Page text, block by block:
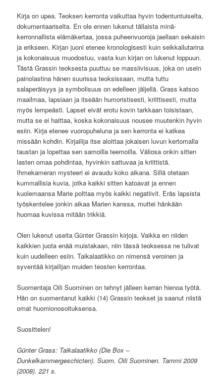
Kirja on upea. Teoksen kerronta vaikuttaa hyvin todentuntuiselta,
dokumentaariselta. En ole ennen lukenut tällaista minä-
kerronnallista elämäkertaa, jossa puheenvuoroja jaellaan sekaisin
ja erikseen. Kirjan juoni etenee kronologisesti kuin seikkailutarina
ja kokonaisuus muodostuu, vasta kun kirjan on lukenut loppuun.
Tästä Grassin teoksesta puuttuu se massiivisuus, joka on usein
painolastina hänen suurissa teoksissaan, mutta tuttu
salaperäisyys ja symbolisuus on edelleen jäljellä. Grass katsoo
maailmaa, lapsiaan ja itseään humoristisesti, kriittisesti, mutta
myös lempeästi. Lapset eivät erotu kovin tarkkaan toisistaan,
mutta se ei haittaa, koska kokonaisuus nousee muutenkin hyvin
esiin. Kirja etenee vuoropuheluna ja sen kerronta ei katkea
missään kohdin. Kirjailija itse aloittaa jokaisen luvun kertomalla
taustan ja lopettaa sen samoilla teemoilla. Väliosa onkin sitten
lasten omaa pohdintaa, hyvinkin sattuvaa ja kriittistä.
Ihmekameran mysteeri ei avaudu koko aikana. Sillä otetaan
kummallisia kuvia, jotka kaikki sitten katoavat ja ennen
kuolemaansa Marie polttaa myös kaikki negatiivit. Eräs lapsista
työskentelee jonkin aikaa Marien kanssa, muttei hänkään
huomaa kuvissa mitään trikkiä.
Olen lukenut useita Günter Grassin kirjoja. Vaikka en niiden
kaikkien juota enää muistakaan, niin tässä teoksessa ne tulivat
kuin uudelleen esiin. Taikalaatikko on nimensä veroinen ja
syventää kirjailijan muiden teosten kerrontaa.
Suomentaja Oili Suominen on tehnyt jälleen kerran hienoa työtä.
Hän on suomentanut kaikki (14) Grassin teokset ja saanut niistä
omat huomionosoituksensa.
Suosittelen!
Günter Grass: Taikalaatikko (Die Box –
Dunkelkammergeschicten). Suom. Oili Suominen. Tammi 2009
(2008). 221 s.